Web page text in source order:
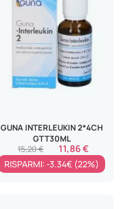
GUNA INTERLEUKIN 2*4CH
GTT30ML
11,86 €
15,20 €
RISPARMI: -3.34€ (22%)